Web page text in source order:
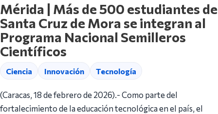
Mérida | Más de 500 estudiantes de
Santa Cruz de Mora se integran al
Programa Nacional Semilleros
Científicos
Ciencia Innovación Tecnología
(Caracas, 18 de febrero de 2026).- Como parte del
fortalecimiento de la educación tecnológica en el país, el